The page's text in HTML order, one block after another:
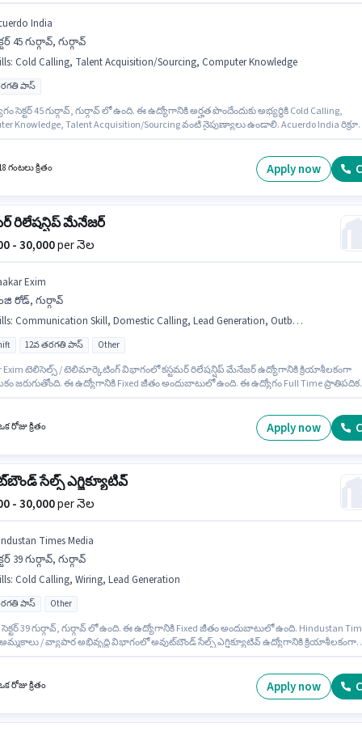
India
45 గుర్గావ్, గుర్గావ్
: Cold Calling, Talent Acquisition/Sourcing, Computer Knowledge
పాస్
సెక్టర్ 45 గుర్గావ్, గుర్గావ్ లో ఉంది. ఈ ఉద్యోగానికి అర్హత పొందేందుకు అభ్యర్థికి Cold Calling,
Knowledge, Talent Acquisition/Sourcing వంటి నైపుణ్యాలు ఉండాలి. Acuerdo India
కోసం అనుకూలంగా ఉంటుంది. మీరు నెలకు ₹35000 వరకు సంపాదించవచ్చు. దరఖాస్తుదారులు
గంటలు క్రితం Apply now
రిలేషన్షిప్ మేనేజర్
- 30,000per నెల
Exim
రోడ్, గుర్గావ్
: Communication Skill, Domestic Calling, Lead Generation, Outbound/Cold Calling, Wiring
12వ తరగతి పాస్ Other
Exim టెలిసెల్స్ / టెలిమార్కెటింగ్ విభాగంలో కస్టమర్ రిలేషన్షిప్ మేనేజర్ ఉద్యోగానికి క్రియాశీలకంగా
జరుగుతోంది. ఈ ఉద్యోగానికి Fixed జీతం అందుబాటులో ఉంది. ఈ ఉద్యోగం Full Time
ఉద్యోగం ఎంజి రోడ్, గుర్గావ్ లో ఉంది. ఈ ఉద్యోగం 2 - 5 ఏళ్లు సంవత్సరాల అనుభవం ఉన్న వారికి
రోజు క్రితం Apply now
సేల్స్ ఎగ్జిక్యూటివ్
- 30,000per నెల
Times Media
39 గుర్గావ్, గుర్గావ్
: Cold Calling, Wiring, Lead Generation
పాస్ Other
39 గుర్గావ్, గుర్గావ్ లో ఉంది. ఈ ఉద్యోగానికి Fixed జీతం అందుబాటులో ఉంది. Hindustan
అమ్మకాలు / వ్యాపార అభివృద్ధి విభాగంలో అవుట్‌బౌండ్ సేల్స్ ఎగ్జిక్యూటివ్ ఉద్యోగానికి క్రియాశీలకంగా
అభ్యర్థికి Cold Calling, Lead Generation, Wiring వంటి నైపుణ్యాలు ఉండాలి.
రోజు క్రితం Apply now